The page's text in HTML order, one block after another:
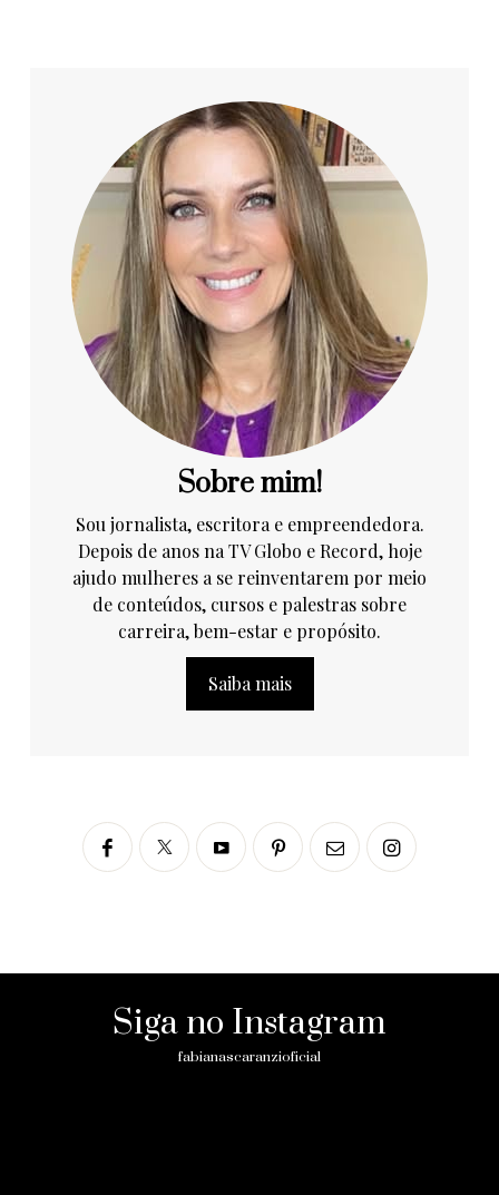
Sobre mim!
Sou jornalista, escritora e empreendedora.
Depois de anos na TV Globo e Record, hoje
ajudo mulheres a se reinventarem por meio
de conteúdos, cursos e palestras sobre
carreira, bem-estar e propósito.
Saiba mais
Siga no Instagram
fabianascaranzioficial